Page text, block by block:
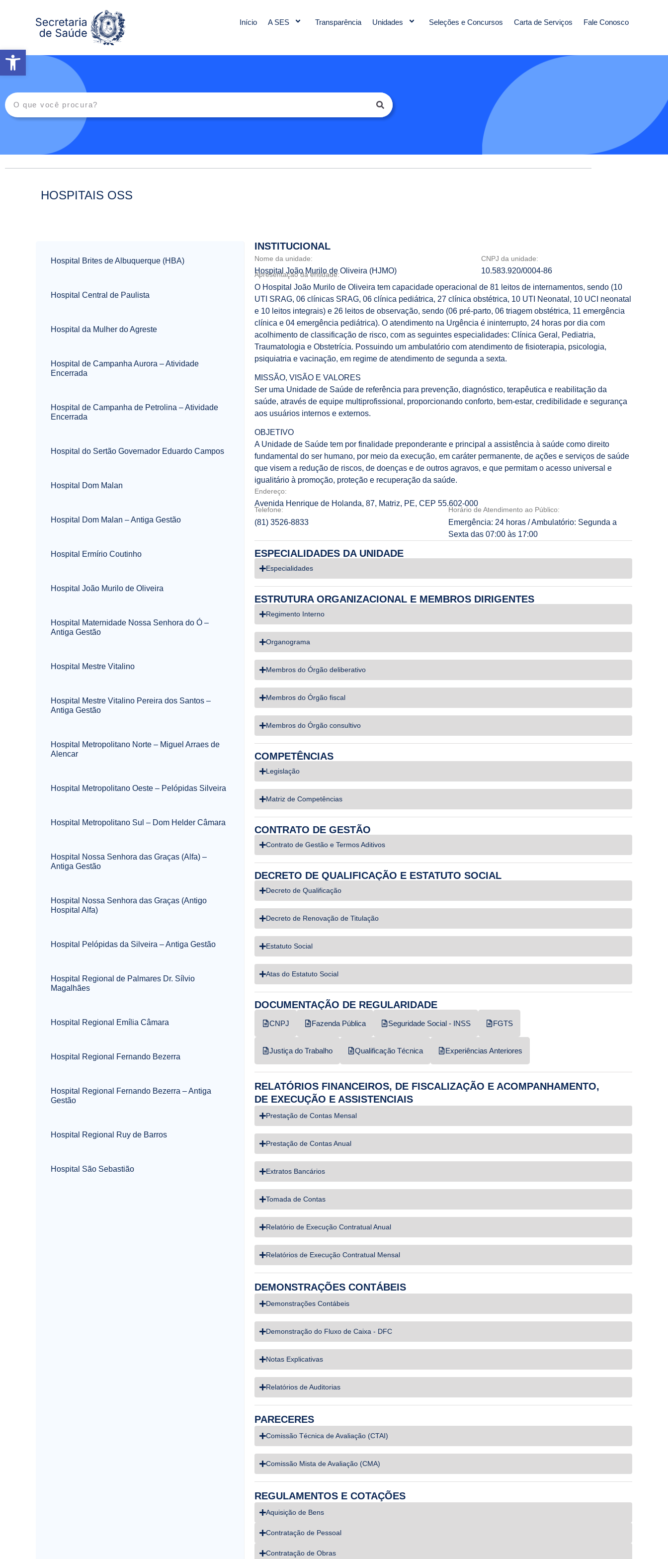
Abrir a barra de ferramentas
Início A SES Transparência Unidades Seleções e Concursos Carta de Serviços Fale Conosco
HOSPITAIS OSS
Hospital Brites de Albuquerque (HBA)
Hospital Central de Paulista
Hospital da Mulher do Agreste
Hospital de Campanha Aurora – Atividade
Encerrada
Hospital de Campanha de Petrolina – Atividade
Encerrada
Hospital do Sertão Governador Eduardo Campos
Hospital Dom Malan
Hospital Dom Malan – Antiga Gestão
Hospital Ermírio Coutinho
Hospital João Murilo de Oliveira
Hospital Maternidade Nossa Senhora do Ó –
Antiga Gestão
Hospital Mestre Vitalino
Hospital Mestre Vitalino Pereira dos Santos –
Antiga Gestão
Hospital Metropolitano Norte – Miguel Arraes de
Alencar
Hospital Metropolitano Oeste – Pelópidas Silveira
Hospital Metropolitano Sul – Dom Helder Câmara
Hospital Nossa Senhora das Graças (Alfa) –
Antiga Gestão
Hospital Nossa Senhora das Graças (Antigo
Hospital Alfa)
Hospital Pelópidas da Silveira – Antiga Gestão
Hospital Regional de Palmares Dr. Sílvio
Magalhães
Hospital Regional Emília Câmara
Hospital Regional Fernando Bezerra
Hospital Regional Fernando Bezerra – Antiga
Gestão
Hospital Regional Ruy de Barros
Hospital São Sebastião
INSTITUCIONAL
Nome da unidade:
Hospital João Murilo de Oliveira (HJMO)
CNPJ da unidade:
10.583.920/0004-86
Apresentação da entidade:
O Hospital João Murilo de Oliveira tem capacidade operacional de 81 leitos de internamentos, sendo (10
UTI SRAG, 06 clínicas SRAG, 06 clínica pediátrica, 27 clínica obstétrica, 10 UTI Neonatal, 10 UCI neonatal
e 10 leitos integrais) e 26 leitos de observação, sendo (06 pré-parto, 06 triagem obstétrica, 11 emergência
clínica e 04 emergência pediátrica). O atendimento na Urgência é ininterrupto, 24 horas por dia com
acolhimento de classificação de risco, com as seguintes especialidades: Clínica Geral, Pediatria,
Traumatologia e Obstetrícia. Possuindo um ambulatório com atendimento de fisioterapia, psicologia,
psiquiatria e vacinação, em regime de atendimento de segunda a sexta.
MISSÃO, VISÃO E VALORES
Ser uma Unidade de Saúde de referência para prevenção, diagnóstico, terapêutica e reabilitação da
saúde, através de equipe multiprofissional, proporcionando conforto, bem-estar, credibilidade e segurança
aos usuários internos e externos.
OBJETIVO
A Unidade de Saúde tem por finalidade preponderante e principal a assistência à saúde como direito
fundamental do ser humano, por meio da execução, em caráter permanente, de ações e serviços de saúde
que visem a redução de riscos, de doenças e de outros agravos, e que permitam o acesso universal e
igualitário à promoção, proteção e recuperação da saúde.
Endereço:
Avenida Henrique de Holanda, 87, Matriz, PE, CEP 55.602-000
Telefone:
(81) 3526-8833
Horário de Atendimento ao Público:
Emergência: 24 horas / Ambulatório: Segunda a
Sexta das 07:00 às 17:00
ESPECIALIDADES DA UNIDADE
Especialidades
ESTRUTURA ORGANIZACIONAL E MEMBROS DIRIGENTES
Regimento Interno
Organograma
Membros do Órgão deliberativo
Membros do Órgão fiscal
Membros do Órgão consultivo
COMPETÊNCIAS
Legislação
Matriz de Competências
CONTRATO DE GESTÃO
Contrato de Gestão e Termos Aditivos
DECRETO DE QUALIFICAÇÃO E ESTATUTO SOCIAL
Decreto de Qualificação
Decreto de Renovação de Titulação
Estatuto Social
Atas do Estatuto Social
DOCUMENTAÇÃO DE REGULARIDADE
CNPJ Fazenda Pública Seguridade Social - INSS FGTS
Justiça do Trabalho Qualificação Técnica Experiências Anteriores
RELATÓRIOS FINANCEIROS, DE FISCALIZAÇÃO E ACOMPANHAMENTO,
DE EXECUÇÃO E ASSISTENCIAIS
Prestação de Contas Mensal
Prestação de Contas Anual
Extratos Bancários
Tomada de Contas
Relatório de Execução Contratual Anual
Relatórios de Execução Contratual Mensal
DEMONSTRAÇÕES CONTÁBEIS
Demonstrações Contábeis
Demonstração do Fluxo de Caixa - DFC
Notas Explicativas
Relatórios de Auditorias
PARECERES
Comissão Técnica de Avaliação (CTAI)
Comissão Mista de Avaliação (CMA)
REGULAMENTOS E COTAÇÕES
Aquisição de Bens
Contratação de Pessoal
Contratação de Obras